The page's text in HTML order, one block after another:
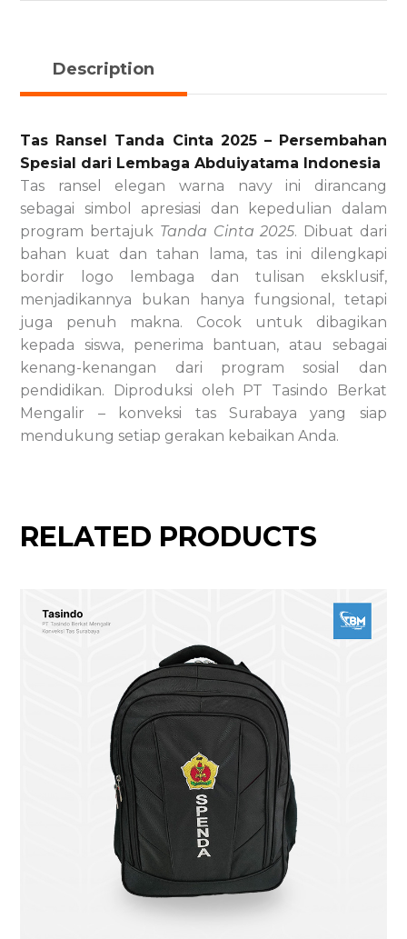
Description
Tas Ransel Tanda Cinta 2025 – Persembahan
Spesial dari Lembaga Abduiyatama Indonesia
Tas ransel elegan warna navy ini dirancang
sebagai simbol apresiasi dan kepedulian dalam
program bertajuk Tanda Cinta 2025. Dibuat dari
bahan kuat dan tahan lama, tas ini dilengkapi
bordir logo lembaga dan tulisan eksklusif,
menjadikannya bukan hanya fungsional, tetapi
juga penuh makna. Cocok untuk dibagikan
kepada siswa, penerima bantuan, atau sebagai
kenang-kenangan dari program sosial dan
pendidikan. Diproduksi oleh PT Tasindo Berkat
Mengalir – konveksi tas Surabaya yang siap
mendukung setiap gerakan kebaikan Anda.
RELATED PRODUCTS